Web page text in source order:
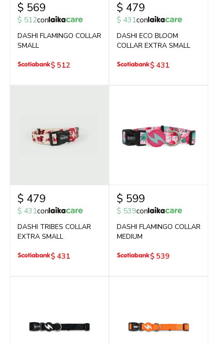
$ 569
$ 512con
DASHI FLAMINGO COLLAR
SMALL
$ 512
$ 479
$ 431con
DASHI ECO BLOOM
COLLAR EXTRA SMALL
$ 431
$ 479
$ 431con
DASHI TRIBES COLLAR
EXTRA SMALL
$ 431
$ 599
$ 539con
DASHI FLAMINGO COLLAR
MEDIUM
$ 539